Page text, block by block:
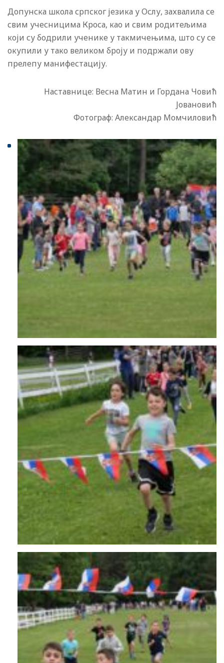
Допунска школа српског језика у Ослу, захвалила се
свим учесницима Кроса, као и свим родитељима
који су бодрили ученике у такмичењима, што су се
окупили у тако великом броју и подржали ову
прелепу манифестацију.
Наставнице: Весна Матин и Гордана Човић
Jовановић
Фотограф: Александар Момчиловић